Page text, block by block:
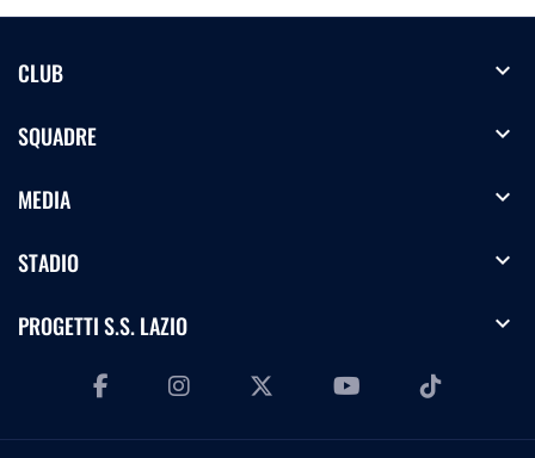
CLUB expand_more
SQUADRE expand_more
MEDIA expand_more
STADIO expand_more
PROGETTI S.S. LAZIO expand_more